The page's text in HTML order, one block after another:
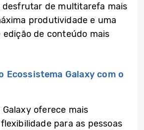
desfrutar de multitarefa mais
produtividade e uma
edição de conteúdo mais
Ecossistema Galaxy com o
Galaxy oferece mais
para as pessoas